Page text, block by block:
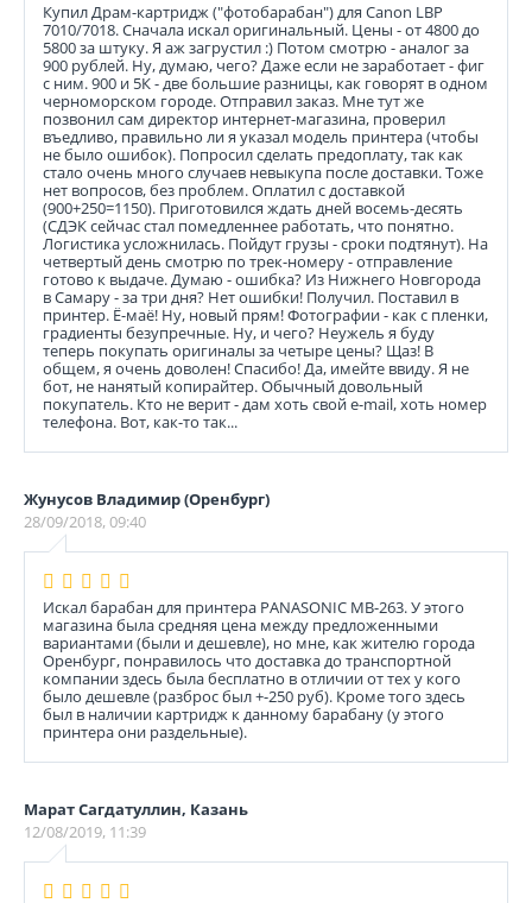
Купил Драм-картридж ("фотобарабан") для Canon LBP
7010/7018. Сначала искал оригинальный. Цены - от 4800 до
5800 за штуку. Я аж загрустил :) Потом смотрю - аналог за
900 рублей. Ну, думаю, чего? Даже если не заработает - фиг
с ним. 900 и 5К - две большие разницы, как говорят в одном
черноморском городе. Отправил заказ. Мне тут же
позвонил сам директор интернет-магазина, проверил
въедливо, правильно ли я указал модель принтера (чтобы
не было ошибок). Попросил сделать предоплату, так как
стало очень много случаев невыкупа после доставки. Тоже
нет вопросов, без проблем. Оплатил с доставкой
(900+250=1150). Приготовился ждать дней восемь-десять
(СДЭК сейчас стал помедленнее работать, что понятно.
Логистика усложнилась. Пойдут грузы - сроки подтянут). На
четвертый день смотрю по трек-номеру - отправление
готово к выдаче. Думаю - ошибка? Из Нижнего Новгорода
в Самару - за три дня? Нет ошибки! Получил. Поставил в
принтер. Ё-маё! Ну, новый прям! Фотографии - как с пленки,
градиенты безупречные. Ну, и чего? Неужель я буду
теперь покупать оригиналы за четыре цены? Щаз! В
общем, я очень доволен! Спасибо! Да, имейте ввиду. Я не
бот, не нанятый копирайтер. Обычный довольный
покупатель. Кто не верит - дам хоть свой e-mail, хоть номер
телефона. Вот, как-то так...
Жунусов Владимир (Оренбург)
28/09/2018, 09:40
Искал барабан для принтера PANASONIC MB-263. У этого
магазина была средняя цена между предложенными
вариантами (были и дешевле), но мне, как жителю города
Оренбург, понравилось что доставка до транспортной
компании здесь была бесплатно в отличии от тех у кого
было дешевле (разброс был +-250 руб). Кроме того здесь
был в наличии картридж к данному барабану (у этого
принтера они раздельные).
Марат Сагдатуллин, Казань
12/08/2019, 11:39